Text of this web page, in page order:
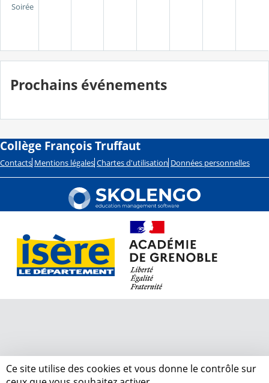
Soirée
Prochains événements
Collège François Truffaut
Contacts Mentions légales Chartes d'utilisation Données personnelles
Ce site utilise des cookies et vous donne le contrôle sur